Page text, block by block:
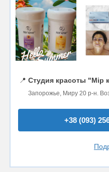
📍 Студия красоты "Мір
Запорожье, Миру 20 р-н.
+38 (093)